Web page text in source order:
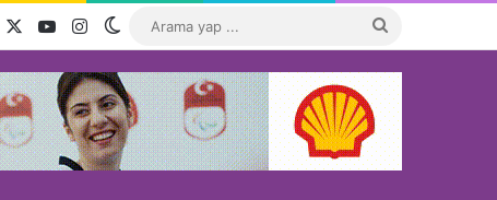
Facebook YouTubeInstagramDış görünümü değiştir
...